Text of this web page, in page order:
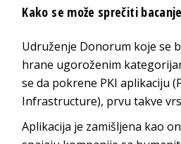
Kako se može sprečiti
Udruženje Donorum koje se
hrane ugoroženim
se da pokrene PKI aplikaciju
Infrastructure), prvu takve
Aplikacija je zamišljena kao